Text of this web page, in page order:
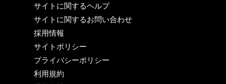
サイトに関するヘルプ
サイトに関するお問い合わせ
採用情報
サイトポリシー
プライバシーポリシー
利用規約